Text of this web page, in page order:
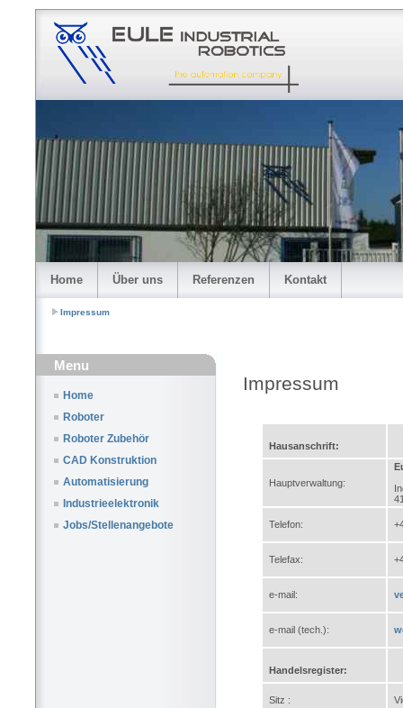
Home Über uns Referenzen Kontakt
Impressum
Menu
Home
Roboter
Roboter Zubehör
CAD Konstruktion
Automatisierung
Industrieelektronik
Jobs/Stellenangebote
Impressum
Hausanschrift:
Hauptverwaltung:
Telefon:
Telefax:
e-mail:
e-mail (tech.):
Handelsregister:
Sitz :